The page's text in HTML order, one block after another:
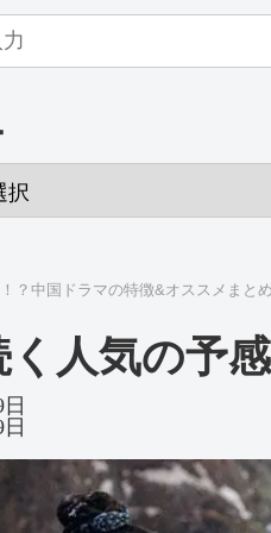
？中国ドラマの特徴&オススメまとめ
く人気の予